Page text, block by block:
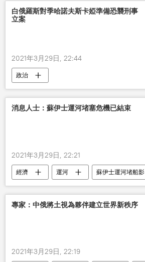
白俄羅斯對季哈諾夫斯卡婭準備恐襲刑事
立案
2021年3月29日, 22:44
政治
消息人士：蘇伊士運河堵塞危機已結束
2021年3月29日, 22:21
經濟 運河 蘇伊士運河堵船影
專家：中俄將土視為夥伴建立世界新秩序
2021年3月29日, 22:19